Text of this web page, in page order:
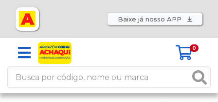
Baixe já nosso APP
0